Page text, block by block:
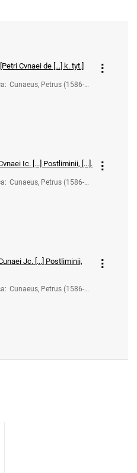
[Petri Cvnaei de [...] k. tyt.]
: Cunaeus, Petrus (1586-16
Ic. [...] Postliminii, [...].
: Cunaeus, Petrus (1586-16
Jc. [...] Postliminii,
: Cunaeus, Petrus (1586-16